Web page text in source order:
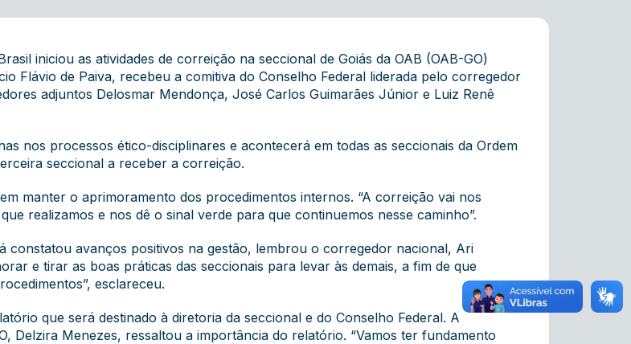
iniciou as atividades de correição na seccional de Goiás da OAB (OAB-GO)
Flávio de Paiva, recebeu a comitiva do Conselho Federal liderada pelo corregedor
adjuntos Delosmar Mendonça, José Carlos Guimarães Júnior e Luiz Renê
nos processos ético-disciplinares e acontecerá em todas as seccionais da Ordem
seccional a receber a correição.
manter o aprimoramento dos procedimentos internos. “A correição vai nos
realizamos e nos dê o sinal verde para que continuemos nesse caminho”.
constatou avanços positivos na gestão, lembrou o corregedor nacional, Ari
e tirar as boas práticas das seccionais para levar às demais, a fim de que
esclareceu.
que será destinado à diretoria da seccional e do Conselho Federal. A
Delzira Menezes, ressaltou a importância do relatório. “Vamos ter fundamento